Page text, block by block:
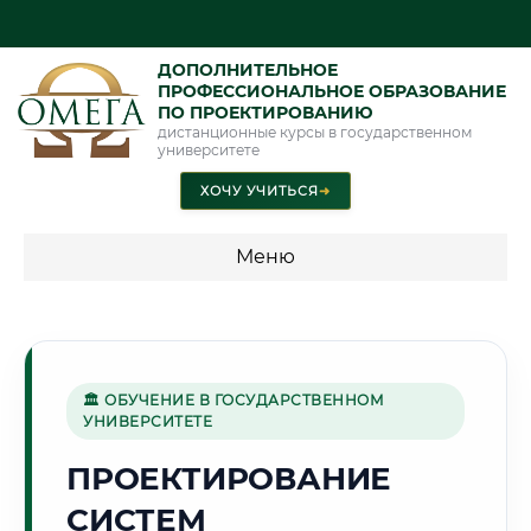
ДОПОЛНИТЕЛЬНОЕ
ПРОФЕССИОНАЛЬНОЕ ОБРАЗОВАНИЕ
ПО ПРОЕКТИРОВАНИЮ
дистанционные курсы в государственном
университете
ХОЧУ УЧИТЬСЯ➜
Меню
❄️
🏛 ОБУЧЕНИЕ В ГОСУДАРСТВЕННОМ
УНИВЕРСИТЕТЕ
ПРОЕКТИРОВАНИЕ
СИСТЕМ